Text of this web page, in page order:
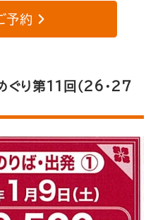
予約
ぐり第11回（26･27